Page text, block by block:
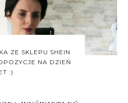
ZE SKLEPU SHEIN
NA DZIEŃ
:)